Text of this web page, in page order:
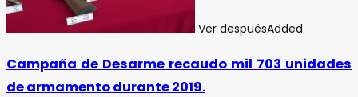
Ver despuésAdded
Campaña de Desarme recaudo mil 703 unidades
de armamento durante 2019.